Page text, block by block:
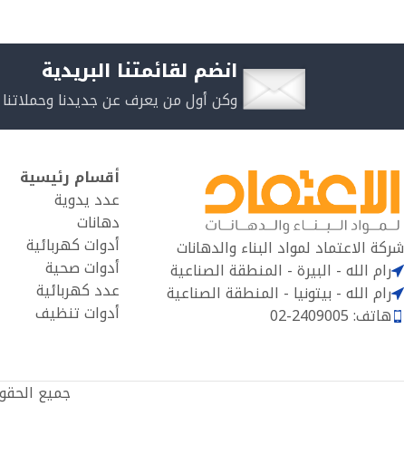
انضم لقائمتنا البريدية
وكن أول من يعرف عن جديدنا
شركة الاعتماد لمواد البناء والدهانات
رام الله - البيرة - المنطقة الصناعية
رام الله - بيتونيا - المنطقة الصناعية
هاتف: 2409005-02
أقسام رئيسية
عدد يدوية
دهانات
أدوات كهربائية
أدوات صحية
عدد كهربائية
أدوات تنظيف
جميع